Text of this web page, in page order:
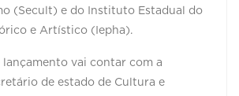
(Secult) e do Instituto Estadual do
e Artístico (Iepha).
lançamento vai contar com a
de estado de Cultura e